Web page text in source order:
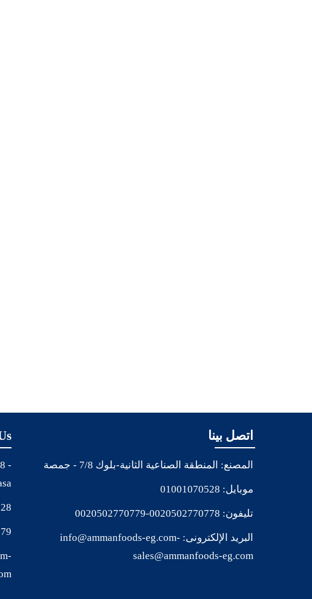
اتصل بينا
المصنع: المنطقة الصناعية الثانية-بلوك 7/8 - جمصة
موبايل: 01001070528
تليفون: 0020502770778
-
0020502770779
البريد الإلكترونى: info@ammanfoods-eg.com-
sales@ammanfoods-eg.com
-
-